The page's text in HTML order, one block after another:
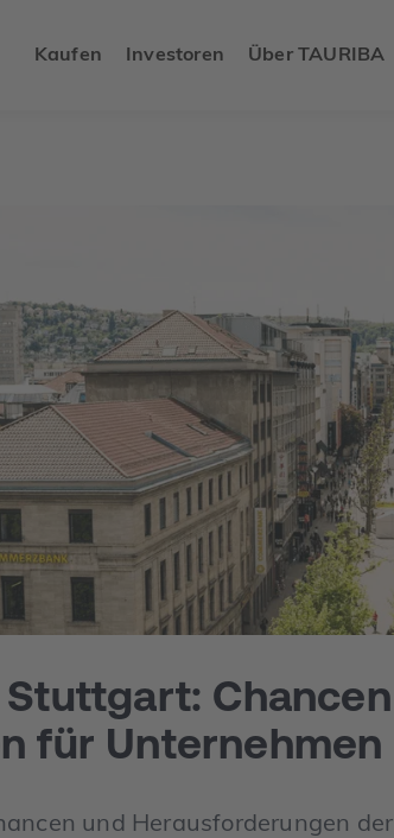
Kaufen Investoren Über TAURIBA
Chancen
für Unternehmen
und Herausforderungen der